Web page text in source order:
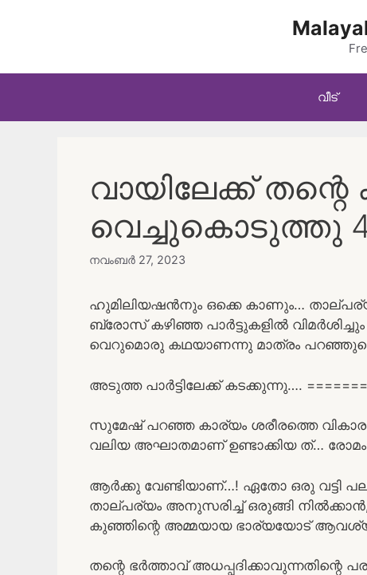
വീട്
വായിലേക്ക്
വെച്ചുകൊടുത്തു
നവംബർ 27, 2023
ഹുമിലിയഷൻനും ഒക്കെ കാണും…
ബ്രോസ് കഴിഞ്ഞ പാർട്ടുകളിൽ
വെറുമൊരു കഥയാണന്നു മാത്രം
അടുത്ത പാർട്ടിലേക്ക് കടക്കുന്നു….
സുമേഷ് പറഞ്ഞ കാര്യം ശരീരത്തെ വികാരം
വലിയ അഘാതമാണ് ഉണ്ടാക്കിയ ത്…
ആർക്കു വേണ്ടിയാണ്…! ഏതോ ഒരു വട്ടി
താല്പര്യം അനുസരിച്ച് ഒരുങ്ങി നിൽക്കാൻ,
കുഞ്ഞിന്റെ അമ്മയായ ഭാര്യയോട്
തന്റെ ഭർത്താവ് അധപ്പദിക്കാവുന്നതിന്റെ